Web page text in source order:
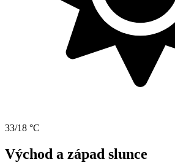
33/18 °C
Východ a západ slunce